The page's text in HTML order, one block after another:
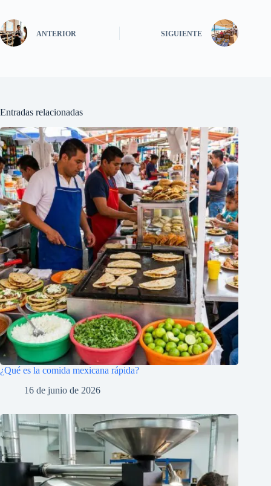
ANTERIOR SIGUIENTE
Entradas relacionadas
¿Qué es la comida mexicana rápida?
16 de junio de 2026